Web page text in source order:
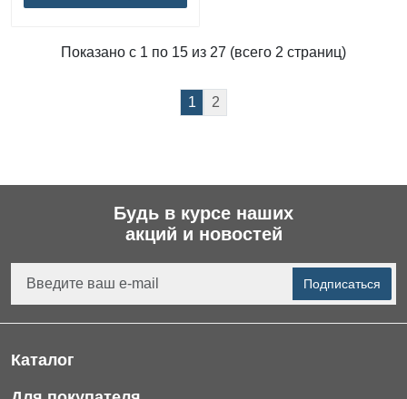
Показано с 1 по 15 из 27 (всего 2 страниц)
1 2
Будь в курсе наших
акций и новостей
Подписаться
Каталог
Фильтры для питьевой воды